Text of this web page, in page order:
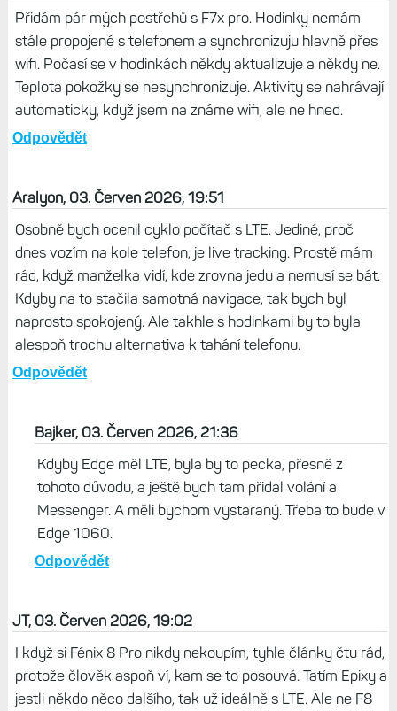
Přidám pár mých postřehů s F7x pro. Hodinky nemám
stále propojené s telefonem a synchronizuju hlavně přes
wifi. Počasí se v hodinkách někdy aktualizuje a někdy ne.
Teplota pokožky se nesynchronizuje. Aktivity se nahrávají
automaticky, když jsem na známe wifi, ale ne hned.
Odpovědět
Aralyon, 03. Červen 2026, 19:51
Osobně bych ocenil cyklo počítač s LTE. Jediné, proč
dnes vozím na kole telefon, je live tracking. Prostě mám
rád, když manželka vidí, kde zrovna jedu a nemusí se bát.
Kdyby na to stačila samotná navigace, tak bych byl
naprosto spokojený. Ale takhle s hodinkami by to byla
alespoň trochu alternativa k tahání telefonu.
Odpovědět
Bajker, 03. Červen 2026, 21:36
Kdyby Edge měl LTE, byla by to pecka, přesně z
tohoto důvodu, a ještě bych tam přidal volání a
Messenger. A měli bychom vystaraný. Třeba to bude v
Edge 1060.
Odpovědět
JT, 03. Červen 2026, 19:02
I když si Fénix 8 Pro nikdy nekoupím, tyhle články čtu rád,
protože člověk aspoň ví, kam se to posouvá. Tatím Epixy a
jestli někdo něco dalšího, tak už ideálně s LTE. Ale ne F8